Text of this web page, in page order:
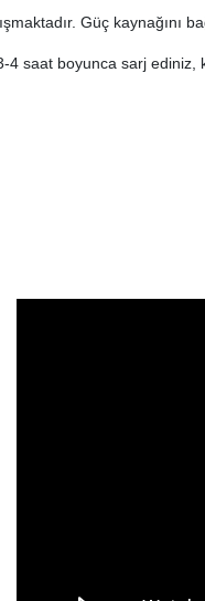
Güç kaynağını
4 saat boyunca sarj